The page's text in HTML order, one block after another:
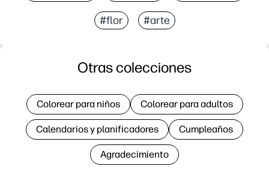
#flor #arte
Otras colecciones
Colorear para niños Colorear para adultos
Calendarios y planificadores Cumpleaños
Agradecimiento